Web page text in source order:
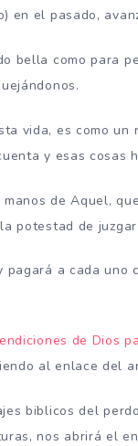
en el pasado,
bella como para
vida, es como un
y esas cosas
de Aquel,
potestad de
pagará a cada uno
de Dios
al enlace del
biblicos del
nos abrirá el